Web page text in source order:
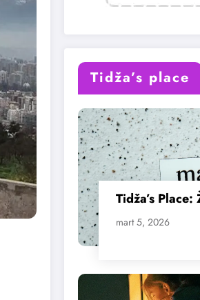
Tidža’s place
Tidža’s
mart 5, 2026